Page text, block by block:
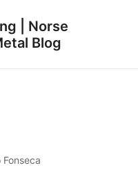
| Norse
Blog